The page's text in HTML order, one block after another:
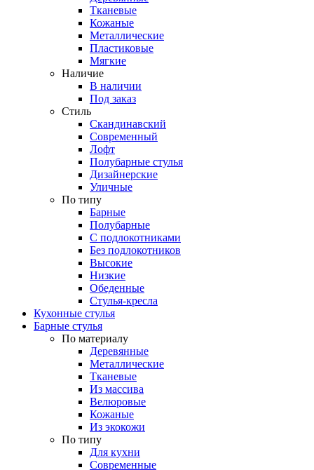
Тканевые
Кожаные
Металлические
Пластиковые
Мягкие
Наличие
В наличии
Под заказ
Стиль
Скандинавский
Современный
Лофт
Полубарные стулья
Дизайнерские
Уличные
По типу
Барные
Полубарные
С подлокотниками
Без подлокотников
Высокие
Низкие
Обеденные
Стулья-кресла
Кухонные стулья
Барные стулья
По материалу
Деревянные
Металлические
Тканевые
Из массива
Велюровые
Кожаные
Из экокожи
По типу
Для кухни
Современные